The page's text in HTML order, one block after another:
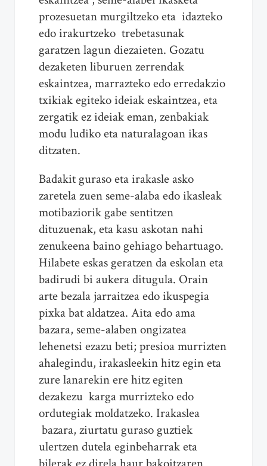
prozesuetan murgiltzeko eta idazteko
edo irakurtzeko trebetasunak
garatzen lagun diezaieten. Gozatu
dezaketen liburuen zerrendak
eskaintzea, marrazteko edo erredakzio
txikiak egiteko ideiak eskaintzea, eta
zergatik ez ideiak eman, zenbakiak
modu ludiko eta naturalagoan ikas
ditzaten.
Badakit guraso eta irakasle asko
zaretela zuen seme-alaba edo ikasleak
motibaziorik gabe sentitzen
dituzuenak, eta kasu askotan nahi
zenukeena baino gehiago behartuago.
Hilabete eskas geratzen da eskolan eta
badirudi bi aukera ditugula. Orain
arte bezala jarraitzea edo ikuspegia
pixka bat aldatzea. Aita edo ama
bazara, seme-alaben ongizatea
lehenetsi ezazu beti; presioa murrizten
ahalegindu, irakasleekin hitz egin eta
zure lanarekin ere hitz egiten
dezakezu karga murrizteko edo
ordutegiak moldatzeko. Irakaslea
bazara, ziurtatu guraso guztiek
ulertzen dutela eginbeharrak eta